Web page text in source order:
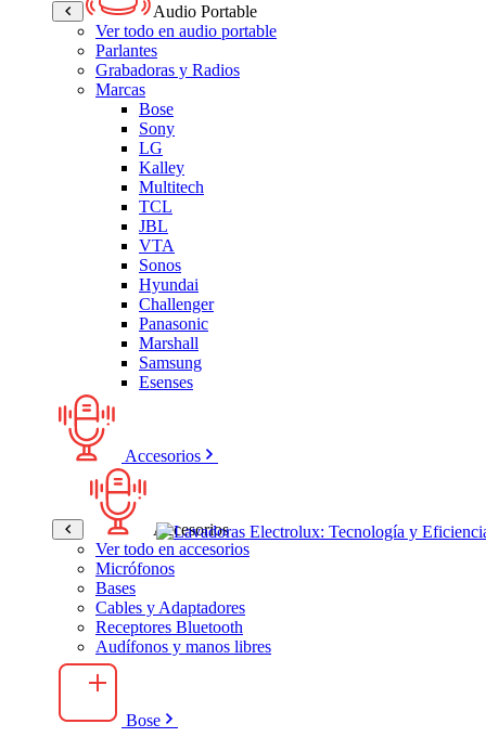
Audio Portable
Ver todo en audio portable
Parlantes
Grabadoras y Radios
Marcas
Bose
Sony
LG
Kalley
Multitech
TCL
JBL
VTA
Sonos
Hyundai
Challenger
Panasonic
Marshall
Samsung
Esenses
Accesorios
Accesorios
Ver todo en accesorios
Micrófonos
Bases
Cables y Adaptadores
Receptores Bluetooth
Audífonos y manos libres
Bose